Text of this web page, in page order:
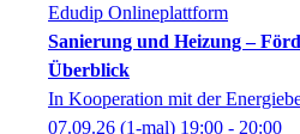
Edudip Onlineplattform
Sanierung und Heizung –
Überblick
In Kooperation mit der
07.09.26 (1-mal) 19:00 - 20:00